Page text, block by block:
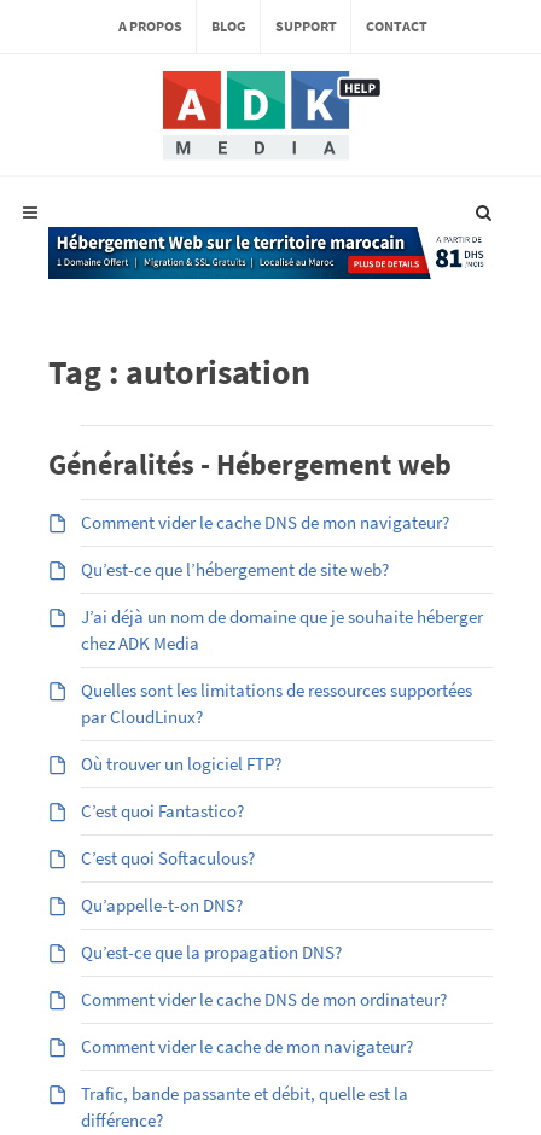
A PROPOS BLOG SUPPORT CONTACT
Tag : autorisation
Généralités - Hébergement web
Comment vider le cache DNS de mon navigateur?
Qu’est-ce que l’hébergement de site web?
J’ai déjà un nom de domaine que je souhaite héberger
chez ADK Media
Quelles sont les limitations de ressources supportées
par CloudLinux?
Où trouver un logiciel FTP?
C’est quoi Fantastico?
C’est quoi Softaculous?
Qu’appelle-t-on DNS?
Qu’est-ce que la propagation DNS?
Comment vider le cache DNS de mon ordinateur?
Comment vider le cache de mon navigateur?
Trafic, bande passante et débit, quelle est la
différence?